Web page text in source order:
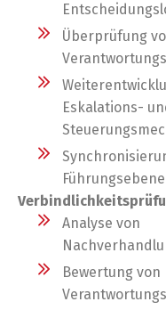
Überprüfung
Eskalations-
Analyse von
Bewertung von